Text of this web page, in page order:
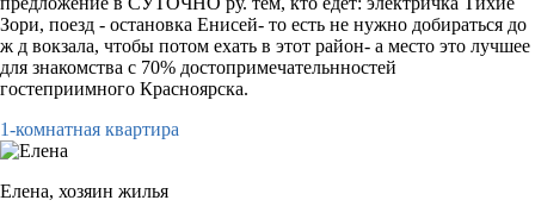
Зори, поезд - остановка Енисей- то есть не нужно добираться до
ж д вокзала, чтобы потом ехать в этот район- а место это лучшее
для знакомства с 70% достопримечательнностей
гостеприимного Красноярска.
1-комнатная квартира
Елена, хозяин жилья